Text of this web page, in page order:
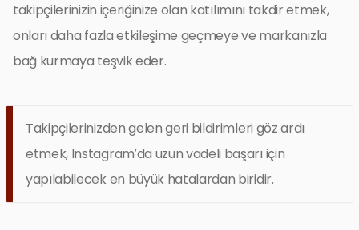
takipçilerinizin içeriğinize olan katılımını takdir etmek,
onları daha fazla etkileşime geçmeye ve markanızla
bağ kurmaya teşvik eder.
Takipçilerinizden gelen geri bildirimleri göz ardı
etmek, Instagram’da uzun vadeli başarı için
yapılabilecek en büyük hatalardan biridir.